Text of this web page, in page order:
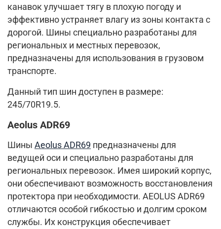
канавок улучшает тягу в плохую погоду и
эффективно устраняет влагу из зоны контакта с
дорогой. Шины специально разработаны для
региональных и местных перевозок,
предназначены для использования в грузовом
транспорте.
Данный тип шин доступен в размере:
245/70R19.5.
Aeolus ADR69
Шины Aeolus ADR69 предназначены для
ведущей оси и специально разработаны для
региональных перевозок. Имея широкий корпус,
они обеспечивают возможность восстановления
протектора при необходимости. AEOLUS ADR69
отличаются особой гибкостью и долгим сроком
службы. Их конструкция обеспечивает